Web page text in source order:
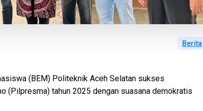
Berita
(BEM) Politeknik Aceh Selatan sukses
(Pilpresma) tahun 2025 dengan suasana demokratis